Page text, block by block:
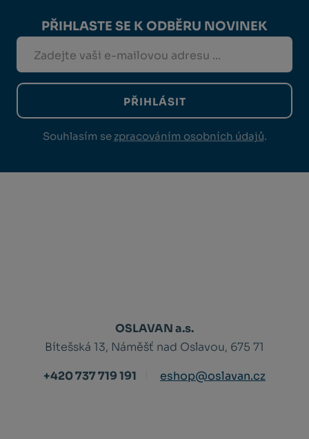
PŘIHLASTE SE K ODBĚRU NOVINEK
PŘIHLÁSIT
Souhlasím se zpracováním osobních údajů.
OSLAVAN a.s.
Bítešská 13, Náměšť nad Oslavou, 675 71
+420 737 719 191
eshop@oslavan.cz